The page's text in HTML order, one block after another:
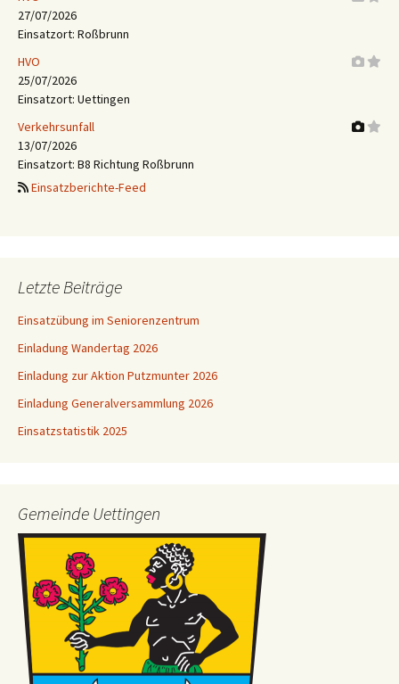
27/07/2026
Einsatzort: Roßbrunn
HVO
25/07/2026
Einsatzort: Uettingen
Verkehrsunfall
13/07/2026
Einsatzort: B8 Richtung Roßbrunn
Einsatzberichte-Feed
Letzte Beiträge
Einsatzübung im Seniorenzentrum
Einladung Wandertag 2026
Einladung zur Aktion Putzmunter 2026
Einladung Generalversammlung 2026
Einsatzstatistik 2025
Gemeinde Uettingen